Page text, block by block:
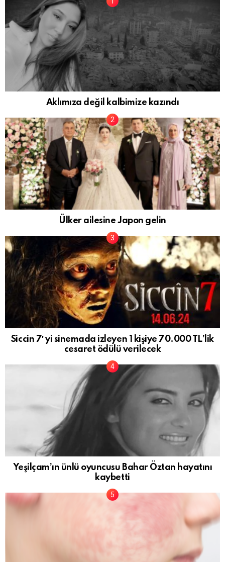
Aklımıza değil kalbimize kazındı
Ülker ailesine Japon gelin
Siccin 7′ yi sinemada izleyen 1 kişiye 70.000 TL’lik
cesaret ödülü verilecek
Yeşilçam’ın ünlü oyuncusu Bahar Öztan hayatını
kaybetti